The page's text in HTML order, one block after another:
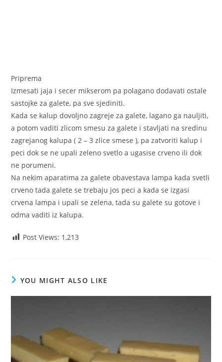
Priprema
Izmesati jaja i secer mikserom pa polagano dodavati ostale
sastojke za galete, pa sve sjediniti.
Kada se kalup dovoljno zagreje za galete, lagano ga nauljiti,
a potom vaditi zlicom smesu za galete i stavljati na sredinu
zagrejanog kalupa ( 2 – 3 zlice smese ), pa zatvoriti kalup i
peci dok se ne upali zeleno svetlo a ugasise crveno ili dok
ne porumeni.
Na nekim aparatima za galete obavestava lampa kada svetli
crveno tada galete se trebaju jos peci a kada se izgasi
crvena lampa i upali se zelena, tada su galete su gotove i
odma vaditi iz kalupa.
Post Views: 1,213
YOU MIGHT ALSO LIKE